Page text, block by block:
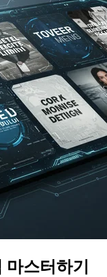
스터하기